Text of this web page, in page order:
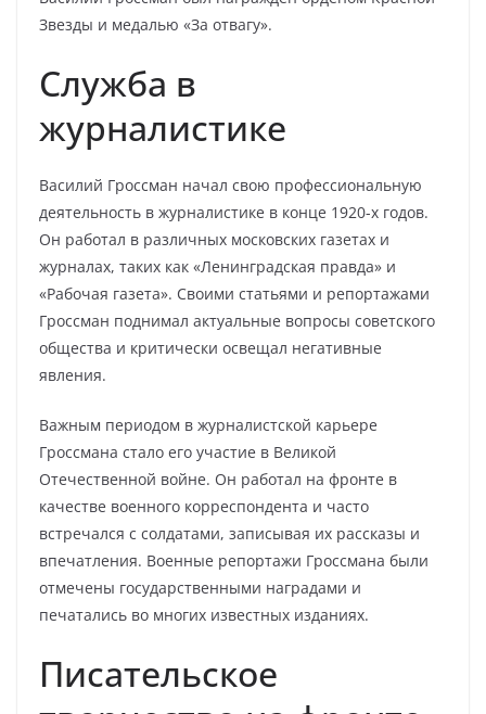
Звезды и медалью «За отвагу».
Служба в
журналистике
Василий Гроссман начал свою профессиональную
деятельность в журналистике в конце 1920-х годов.
Он работал в различных московских газетах и
журналах, таких как «Ленинградская правда» и
«Рабочая газета». Своими статьями и репортажами
Гроссман поднимал актуальные вопросы советского
общества и критически освещал негативные
явления.
Важным периодом в журналистской карьере
Гроссмана стало его участие в Великой
Отечественной войне. Он работал на фронте в
качестве военного корреспондента и часто
встречался с солдатами, записывая их рассказы и
впечатления. Военные репортажи Гроссмана были
отмечены государственными наградами и
печатались во многих известных изданиях.
Писательское